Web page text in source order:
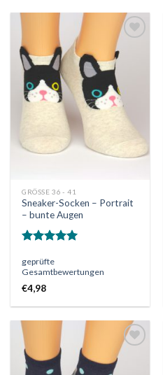
die
Wunschliste
GRÖSSE 36 - 41
Sneaker-Socken – Portrait
– bunte Augen
mit5.00
von 5
geprüfte
Gesamtbewertungen
€4,98